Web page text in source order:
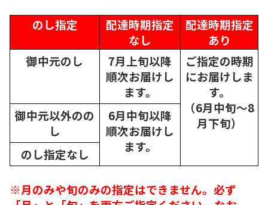
のし指定
配達時期指定
なし
配達時期指定
あり
御中元のし
7月上旬以降
順次お届けし
ます。
ご指定の時期
にお届けしま
す。
（6月中旬～8
月下旬）
御中元以外のの
し
6月中旬以降
順次お届けし
ます。
のし指定なし
※月のみや旬のみの指定はできません。必ず